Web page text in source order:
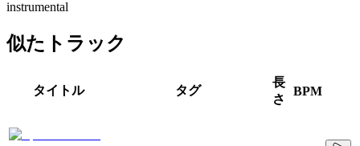
instrumental
似たトラック
タイトル タグ
長
さ
BPM